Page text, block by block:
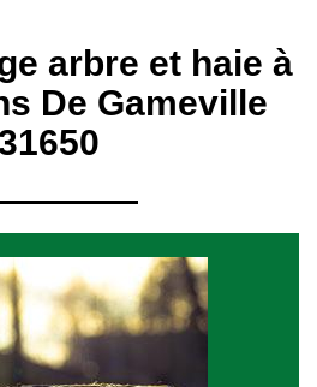
arbre et haie à
De Gameville